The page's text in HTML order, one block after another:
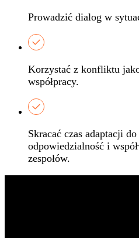
Prowadzić dialog w
Korzystać z konfliktu
współpracy.
Skracać czas adaptacji
odpowiedzialność i
zespołów.​